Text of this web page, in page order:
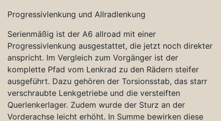
Progressivlenkung und Allradlenkung
Serienmäßig ist der A6 allroad mit einer
Progressivlenkung ausgestattet, die jetzt noch direkter
anspricht. Im Vergleich zum Vorgänger ist der
komplette Pfad vom Lenkrad zu den Rädern steifer
ausgeführt. Dazu gehören der Torsionsstab, das starr
verschraubte Lenkgetriebe und die versteiften
Querlenkerlager. Zudem wurde der Sturz an der
Vorderachse leicht erhöht. In Summe bewirken diese